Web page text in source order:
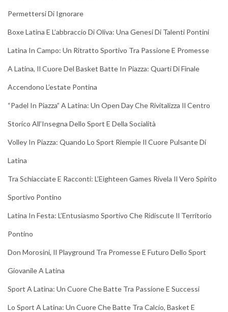
Permettersi Di Ignorare
Boxe Latina E L’abbraccio Di Oliva: Una Genesi Di Talenti Pontini
Latina In Campo: Un Ritratto Sportivo Tra Passione E Promesse
A Latina, Il Cuore Del Basket Batte In Piazza: Quarti Di Finale
Accendono L’estate Pontina
“Padel In Piazza” A Latina: Un Open Day Che Rivitalizza Il Centro
Storico All’Insegna Dello Sport E Della Socialità
Volley In Piazza: Quando Lo Sport Riempie Il Cuore Pulsante Di
Latina
Tra Schiacciate E Racconti: L’Eighteen Games Rivela Il Vero Spirito
Sportivo Pontino
Latina In Festa: L’Entusiasmo Sportivo Che Ridiscute Il Territorio
Pontino
Don Morosini, Il Playground Tra Promesse E Futuro Dello Sport
Giovanile A Latina
Sport A Latina: Un Cuore Che Batte Tra Passione E Successi
Lo Sport A Latina: Un Cuore Che Batte Tra Calcio, Basket E